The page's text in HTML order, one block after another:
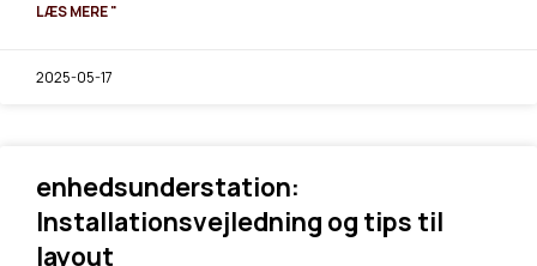
LÆS MERE "
2025-05-17
enhedsunderstation:
Installationsvejledning og tips til
layout